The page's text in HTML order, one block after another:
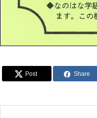
Post Share